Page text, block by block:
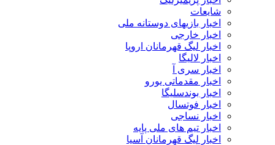
شایعات
اخبار بازیهای دوستانه ملی
اخبار خارجی
اخبار لیگ قهرمانان اروپا
اخبار لالیگا
اخبار سری آ
اخبار مقدماتی یورو
اخبار بوندسلیگا
اخبار فوتسال
اخبار نساجی
اخبار تیم های ملی پایه
اخبار لیگ قهرمانان آسیا